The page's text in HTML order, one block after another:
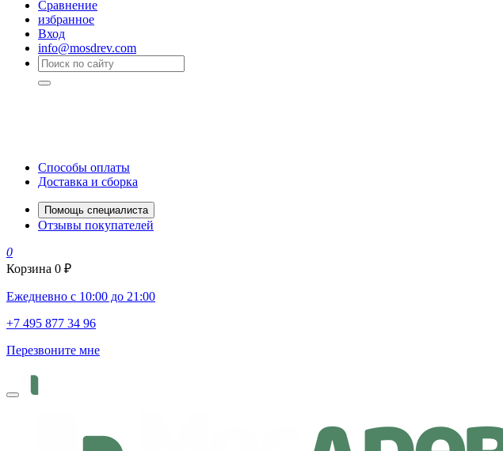
Сравнение
избранное
Вход
info@mosdrev.com
Способы оплаты
Доставка и сборка
Помощь специалиста
Отзывы покупателей
0
Корзина 0 ₽
Ежедневно с 10:00 до 21:00
+7 495 877 34 96
Перезвоните мне